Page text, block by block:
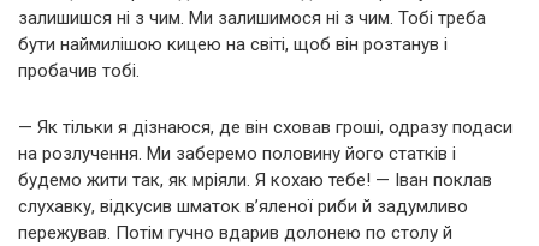
залишишся ні з чим. Ми залишимося ні з чим. Тобі треба
бути наймилішою кицею на світі, щоб він розтанув і
пробачив тобі.
— Як тільки я дізнаюся, де він сховав гроші, одразу подаси
на розлучення. Ми заберемо половину його статків і
будемо жити так, як мріяли. Я кохаю тебе! — Іван поклав
слухавку, відкусив шматок в’яленої риби й задумливо
пережував. Потім гучно вдарив долонею по столу й